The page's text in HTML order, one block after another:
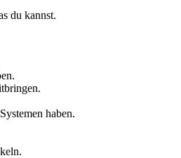
du kannst.
haben.